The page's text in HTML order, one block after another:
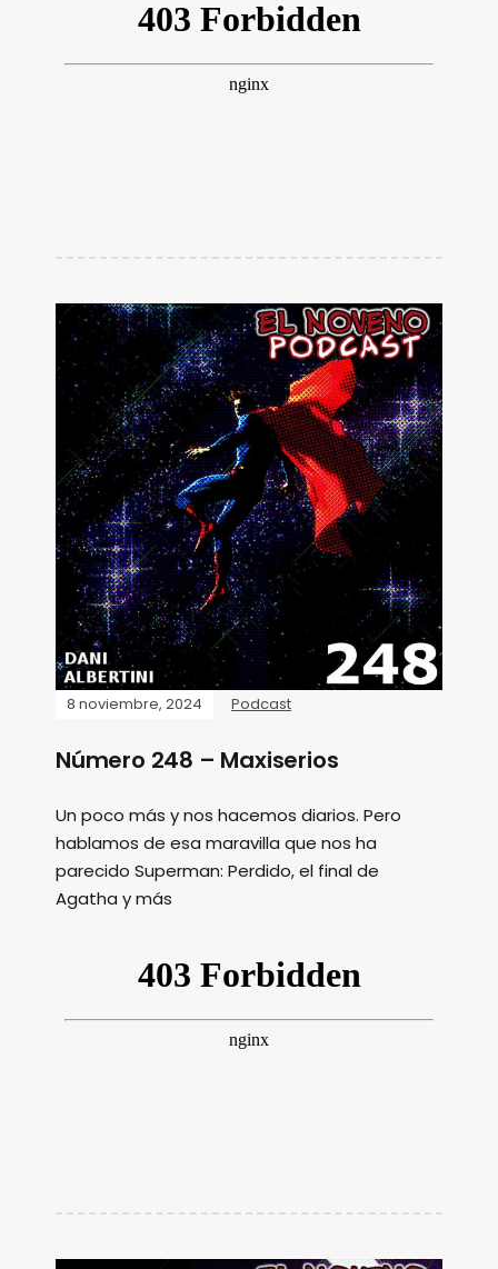
8 noviembre, 2024 Podcast
Número 248 – Maxiserios
Un poco más y nos hacemos diarios. Pero
hablamos de esa maravilla que nos ha
parecido Superman: Perdido, el final de
Agatha y más